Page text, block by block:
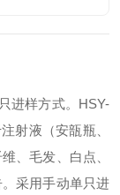
进样方式。HSY-
射液（安瓿瓶、
、毛发、白点、
采用手动单只进